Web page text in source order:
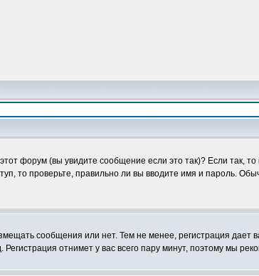
форум (вы увидите сообщение если это так)? Если так, то
то проверьте, правильно ли вы вводите имя и пароль.
сообщения или нет. Тем не менее, регистрация дает
отнимет у вас всего пару минут, поэтому мы